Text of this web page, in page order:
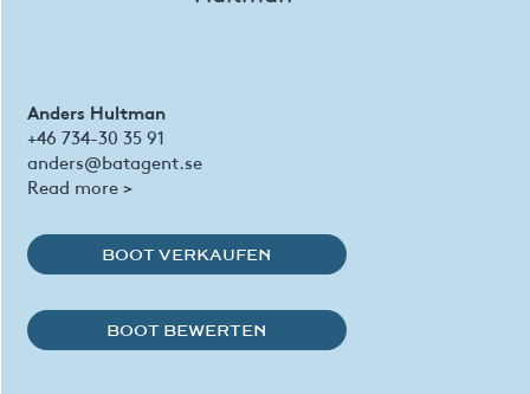
Anders Hultman
+46 734-30 35 91
anders@batagent.se
Read more >
BOOT VERKAUFEN
BOOT BEWERTEN